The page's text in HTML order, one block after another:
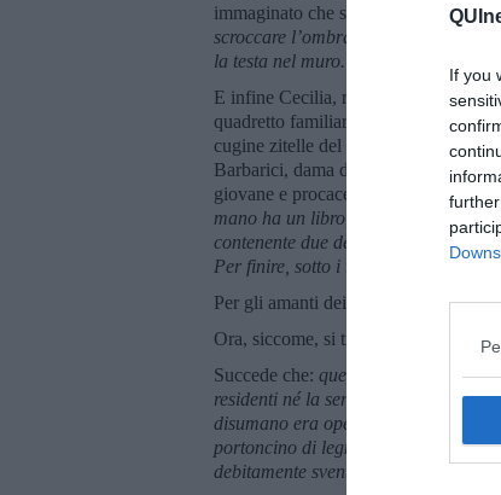
If you
immaginato che si trattasse di
scroccare l’ombra e la tavola di
la testa nel muro.
E infine Cecilia, ragazza di talento e
quadretto familiare la vecchia
cugine zitelle del barone, Cosima
Barbarici, dama di compagnia della
giovane e procace cameriera,
mano ha un libro, sulla cui copertina
contenente due dei gatti più grassi
Per finire, sotto i baffi si intuisce un
Per gli amanti dei gatti dirò che i
Ora, siccome, si tratta di un giallo,
Succede che: quel sabato mattina
residenti né la servitù erano stati
disumano era opera della signorina
portoncino di legno e ferro che si
debitamente svenuta, come del resto